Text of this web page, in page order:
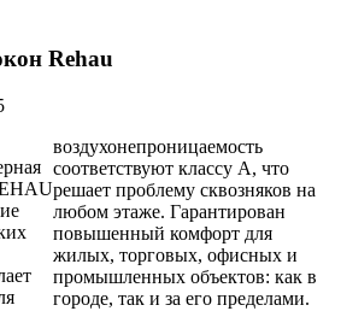
Rehau
воздухонепроницаемость
соответствуют классу А, что
решает проблему сквозняков на
любом этаже. Гарантирован
повышенный комфорт для
жилых, торговых, офисных и
промышленных объектов: как в
городе, так и за его пределами.